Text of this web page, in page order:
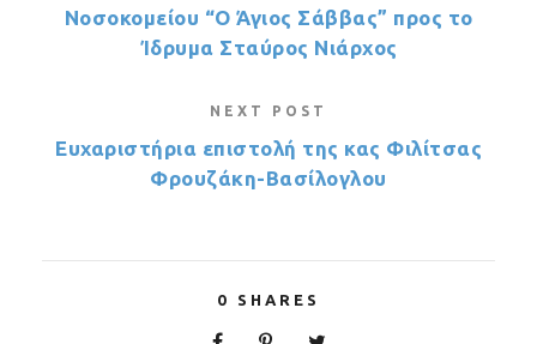
Νοσοκομείου “Ο Άγιος Σάββας” προς το
Ίδρυμα Σταύρος Νιάρχος
NEXT POST
Ευχαριστήρια επιστολή της κας Φιλίτσας
Φρουζάκη-Βασίλογλου
0 SHARES